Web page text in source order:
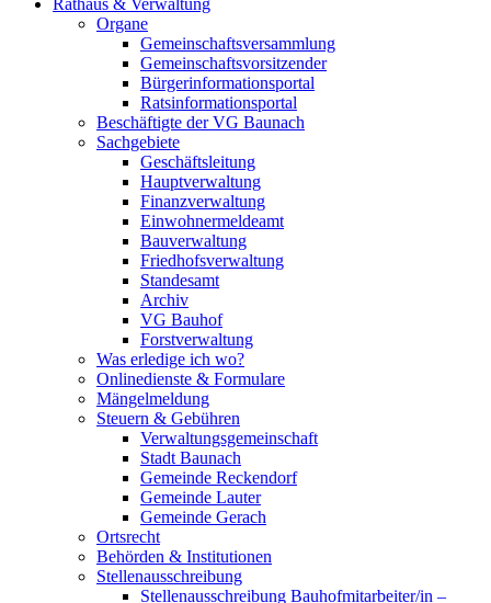
Rathaus & Verwaltung
Organe
Gemeinschaftsversammlung
Gemeinschaftsvorsitzender
Bürgerinformationsportal
Ratsinformationsportal
Beschäftigte der VG Baunach
Sachgebiete
Geschäftsleitung
Hauptverwaltung
Finanzverwaltung
Einwohnermeldeamt
Bauverwaltung
Friedhofsverwaltung
Standesamt
Archiv
VG Bauhof
Forstverwaltung
Was erledige ich wo?
Onlinedienste & Formulare
Mängelmeldung
Steuern & Gebühren
Verwaltungsgemeinschaft
Stadt Baunach
Gemeinde Reckendorf
Gemeinde Lauter
Gemeinde Gerach
Ortsrecht
Behörden & Institutionen
Stellenausschreibung
Stellenausschreibung Bauhofmitarbeiter/in –